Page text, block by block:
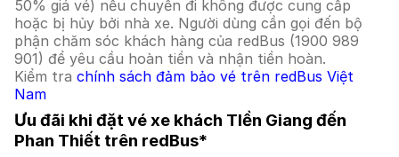
50% giá vé) nếu chuyến đi không được cung cấp
hoặc bị hủy bởi nhà xe. Người dùng cần gọi đến bộ
phận chăm sóc khách hàng của redBus (1900 989
901) để yêu cầu hoàn tiền và nhận tiền hoàn.
Kiểm tra chính sách đảm bảo vé trên redBus Việt
Nam
Ưu đãi khi đặt vé xe khách TIền Giang đến
Phan Thiết trên redBus*